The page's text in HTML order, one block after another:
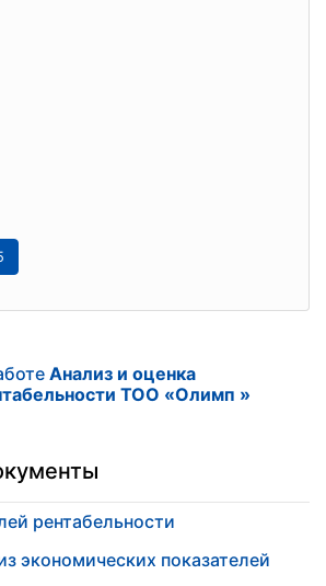
Анализ и оценка
ТОО «Олимп »
рентабельности
экономических показателей